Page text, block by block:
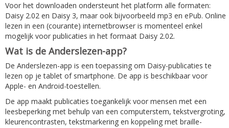
Voor het downloaden ondersteunt het platform alle formaten:
Daisy 2.02 en Daisy 3, maar ook bijvoorbeeld mp3 en ePub. Online
lezen in een (courante) internetbrowser is momenteel enkel
mogelijk voor publicaties in het formaat Daisy 2.02.
Wat is de Anderslezen-app?
De Anderslezen-app is een toepassing om Daisy-publicaties te
lezen op je tablet of smartphone. De app is beschikbaar voor
Apple- en Android-toestellen.
De app maakt publicaties toegankelijk voor mensen met een
leesbeperking met behulp van een computerstem, tekstvergroting,
kleurencontrasten, tekstmarkering en koppeling met braille-